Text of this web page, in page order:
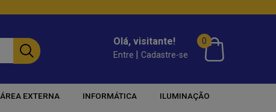
Olá, visitante!
Entre | Cadastre-se
0
ÁREA EXTERNA INFORMÁTICA ILUMINAÇÃO